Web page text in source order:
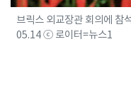
브릭스 외교장관 회의에 참
05.14 ⓒ 로이터=뉴스1